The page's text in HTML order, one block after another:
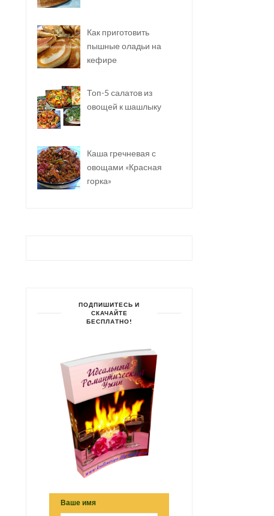
Как приготовить
пышные оладьи на
кефире
Топ-5 салатов из
овощей к шашлыку
Каша гречневая с
овощами «Красная
горка»
ПОДПИШИТЕСЬ И
СКАЧАЙТЕ
БЕСПЛАТНО!
Ваше имя